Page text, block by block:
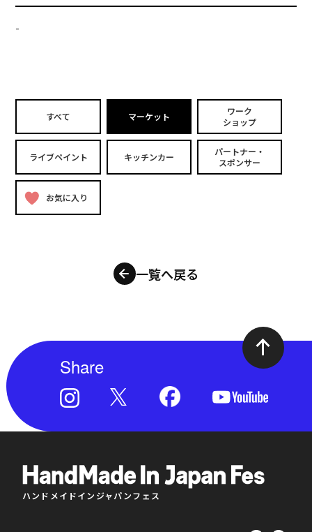
-
すべて マーケット
ワーク
ショップ
ライブペイント キッチンカー
パートナー・
スポンサー
お気に入り
一覧へ戻る
Share
ハンドメイドインジャパンフェス